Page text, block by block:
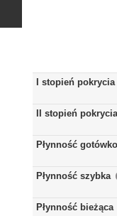
I stopień pokrycia
II stopień pokrycia
Płynność
Płynność szybka
Płynność bieżąca